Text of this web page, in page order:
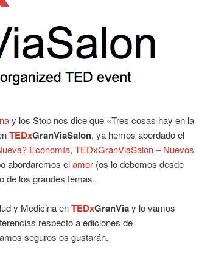
y los Stop nos dice que «Tres cosas hay en la
TEDxGranViaSalon, ya hemos abordado el
Economía, TEDxGranViaSalon – Nuevos
abordaremos elamor (os lo debemos desde
de los grandes temas.
y Medicina enTEDxGranViay lo vamos
respecto a ediciones de
seguros os gustarán.